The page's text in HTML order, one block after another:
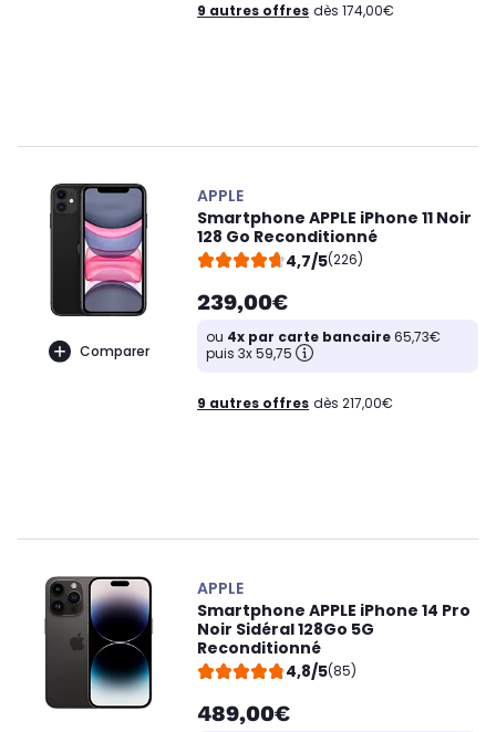
9 autres offres dès 174,00€
Comparer
APPLE
Smartphone APPLE iPhone 11 Noir
128 Go Reconditionné
4,7/5(226)
239,00€
ou 4x par carte bancaire65,73€
puis 3x 59,75
9 autres offres dès 217,00€
APPLE
Smartphone APPLE iPhone 14 Pro
Noir Sidéral 128Go 5G
Reconditionné
4,8/5(85)
489,00€